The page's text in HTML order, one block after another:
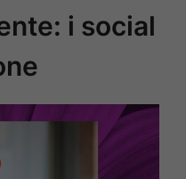
i social